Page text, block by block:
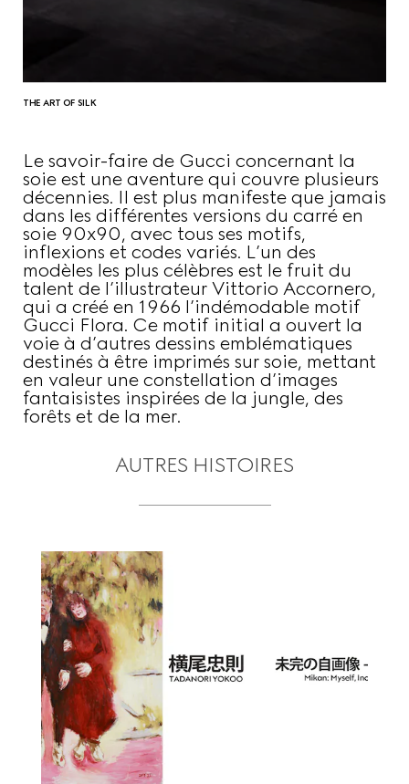
THE ART OF SILK
Le savoir-faire de Gucci concernant la
soie est une aventure qui couvre plusieurs
décennies. Il est plus manifeste que jamais
dans les différentes versions du carré en
soie 90x90, avec tous ses motifs,
inflexions et codes variés. L’un des
modèles les plus célèbres est le fruit du
talent de l’illustrateur Vittorio Accornero,
qui a créé en 1966 l’indémodable motif
Gucci Flora. Ce motif initial a ouvert la
voie à d’autres dessins emblématiques
destinés à être imprimés sur soie, mettant
en valeur une constellation d’images
fantaisistes inspirées de la jungle, des
forêts et de la mer.
AUTRES HISTOIRES